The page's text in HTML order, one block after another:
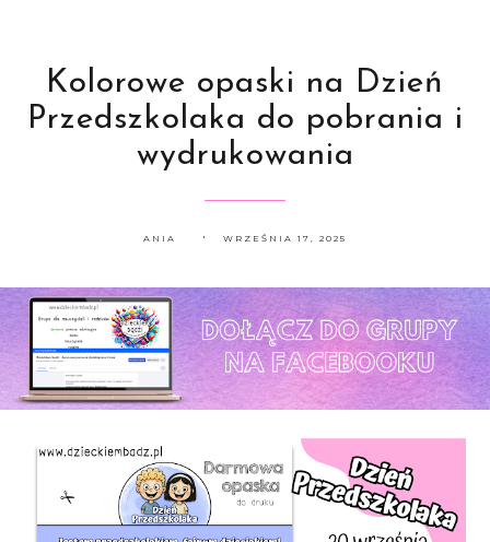
Kolorowe opaski na Dzień
Przedszkolaka do pobrania i
wydrukowania
ANIA WRZEŚNIA 17, 2025